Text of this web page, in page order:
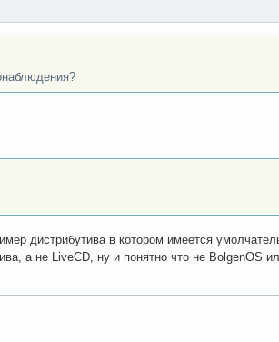
дистрибутива в котором имеется
а не LiveCD, ну и понятно что не BolgenOS